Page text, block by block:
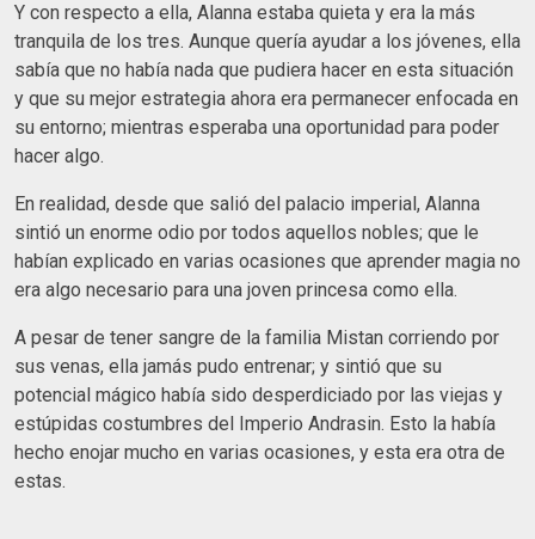
Y con respecto a ella, Alanna estaba quieta y era la más
tranquila de los tres. Aunque quería ayudar a los jóvenes, ella
sabía que no había nada que pudiera hacer en esta situación
y que su mejor estrategia ahora era permanecer enfocada en
su entorno; mientras esperaba una oportunidad para poder
hacer algo.
En realidad, desde que salió del palacio imperial, Alanna
sintió un enorme odio por todos aquellos nobles; que le
habían explicado en varias ocasiones que aprender magia no
era algo necesario para una joven princesa como ella.
A pesar de tener sangre de la familia Mistan corriendo por
sus venas, ella jamás pudo entrenar; y sintió que su
potencial mágico había sido desperdiciado por las viejas y
estúpidas costumbres del Imperio Andrasin. Esto la había
hecho enojar mucho en varias ocasiones, y esta era otra de
estas.